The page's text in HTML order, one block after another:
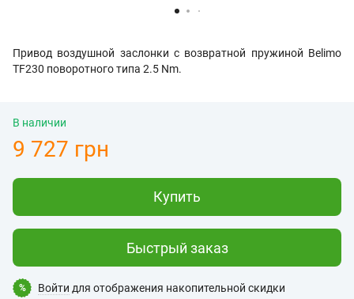
Привод воздушной заслонки с возвратной пружиной Belimo
TF230 поворотного типа 2.5 Nm.
В наличии
9 727 грн
Купить
Быстрый заказ
% Войти для отображения накопительной скидки